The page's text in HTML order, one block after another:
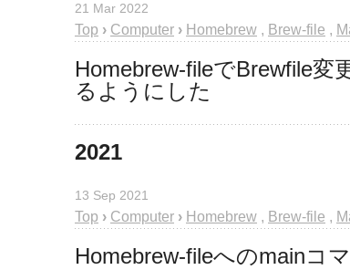
21 Mar 2022
Top › Computer › Homebrew , Brew-file ,
Homebrew-fileでBrewfile
るようにした
2021
13 Sep 2021
Top › Computer › Homebrew , Brew-file ,
Homebrew-fileへのmainコ